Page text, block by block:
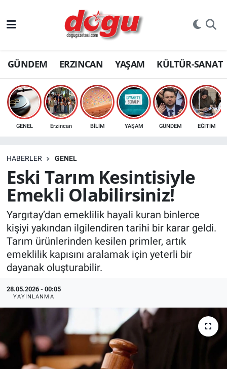
GÜNDEM ERZINCAN YAŞAM KÜLTÜR-SANAT
GENEL Erzincan BİLİM YAŞAM GÜNDEM EĞİTİM
HABERLER GENEL
Eski Tarım Kesintisiyle
Emekli Olabilirsiniz!
Yargıtay’dan emeklilik hayali kuran binlerce
kişiyi yakından ilgilendiren tarihi bir karar geldi.
Tarım ürünlerinden kesilen primler, artık
emeklilik kapısını aralamak için yeterli bir
dayanak oluşturabilir.
28.05.2026 - 00:05
YAYINLANMA
ERZINCAN
GÜNDEM
ERZİNCAN FOTOĞRAFLARI
SAĞLIK
EKONOMİ
Bilim, teknoloji
GENEL
KÜLTÜR-SANAT
Yerel Haber
Politika
YAŞAM